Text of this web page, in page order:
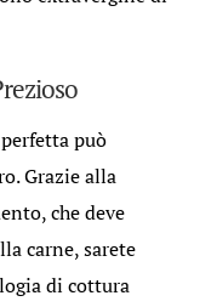
può
Grazie alla
che deve
carne, sarete
di cottura